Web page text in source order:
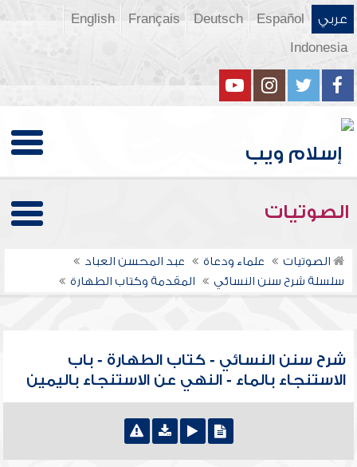
عربي Español
Deutsch
Français
English
Indonesia
الصوتيات
الصوتيات علماء ودعاة
عبد المحسن العباد
سلسلة شرح سنن النسائي
المقدمة وكتاب الطهارة
شرح سنن النسائي - كتاب الطهارة - باب
الاستنجاء بالماء - النهي عن الاستنجاء باليمين